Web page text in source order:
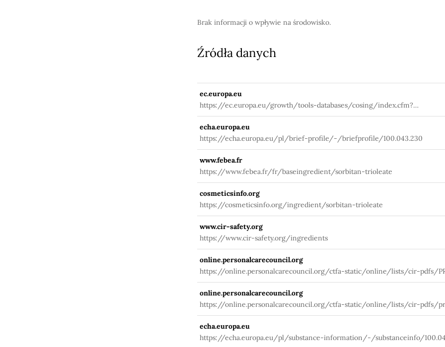
Brak informacji o wpływie na środowisko.
Źródła danych
ec.europa.eu
https://ec.europa.eu/growth/tools-databases/cosing/index.cfm?
fuseaction=search.details_v2&id=38189
echa.europa.eu
https://echa.europa.eu/pl/brief-profile/-/briefprofile/100.043.230
www.febea.fr
https://www.febea.fr/fr/baseingredient/sorbitan-trioleate
cosmeticsinfo.org
https://cosmeticsinfo.org/ingredient/sorbitan-trioleate
www.cir-safety.org
https://www.cir-safety.org/ingredients
online.personalcarecouncil.org
https://online.personalcarecouncil.org/ctfa-static/online/lists/cir-pdfs/
online.personalcarecouncil.org
https://online.personalcarecouncil.org/ctfa-static/online/lists/cir-pdfs/
echa.europa.eu
https://echa.europa.eu/pl/substance-information/-/substanceinfo/